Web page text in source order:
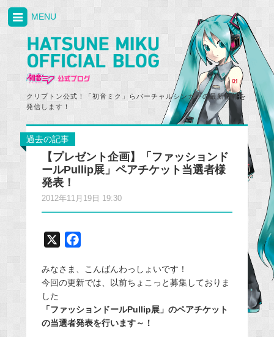
クリプトン公式！「初音ミク」らバーチャルシンガーの最新情報を
発信します！
MENU
過去の記事
【プレゼント企画】「ファッションド
ールPullip展」ペアチケット当選者様
発表！
2012年11月19日 19:30
c
e
o
みなさま、こんばんわっしょいです！
今回の更新では、以前ちょこっと募集しておりま
した
「ファッションドールPullip展」のペアチケット
の当選者発表を行います～！